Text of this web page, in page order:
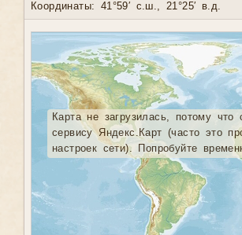
Координаты: 41°59′ с.ш., 21°25′ в.д.
Карта не загрузилась, потому
сервису Яндекс.Карт (часто это
настроек сети). Попробуйте